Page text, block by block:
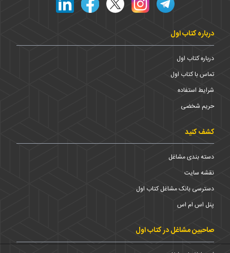
درباره کتاب اول
درباره کتاب اول
تماس با کتاب اول
شرایط استفاده
حریم شخضی
کشف کنید
دسته بندی مشاغل
نقشه سایت
دسترسی بانک مشاغل کتاب اول
پنل اس ام اس
صاحبین مشاغل در کتاب اول